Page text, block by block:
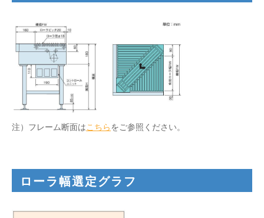
注）フレーム断面はこちらをご参照ください。
ローラ幅選定グラフ